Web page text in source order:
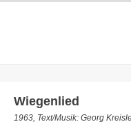
Wiegenlied
1963, Text/Musik: Georg